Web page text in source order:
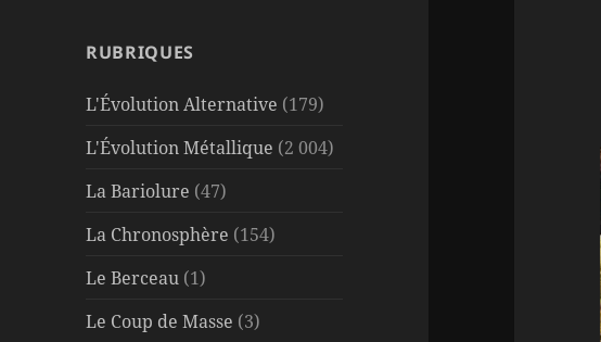
RUBRIQUES
L'Évolution Alternative (179)
L'Évolution Métallique (2 004)
La Bariolure (47)
La Chronosphère (154)
Le Berceau (1)
Le Coup de Masse (3)